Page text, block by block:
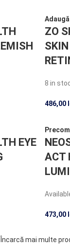
ZO
8 in
486,00
EYE
ACT
473,00
Încarcă mai multe